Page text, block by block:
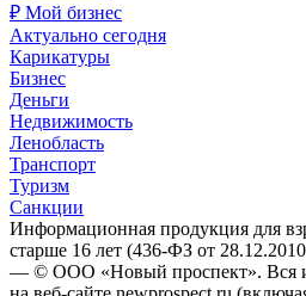
₽ Мой бизнес
Актуально сегодня
Карикатуры
Бизнес
Деньги
Недвижимость
Ленобласть
Транспорт
Туризм
Санкции
Информационная продукция для
старше 16 лет (436-ФЗ от
— © ООО «Новый проспект». Вся